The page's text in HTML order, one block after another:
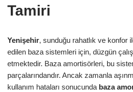
Tamiri
Yenişehir, sunduğu rahatlık ve konfor
edilen baza sistemleri için, düzgün
etmektedir. Baza amortisörleri, bu
parçalarındandır. Ancak zamanla
kullanım hataları sonucunda baza